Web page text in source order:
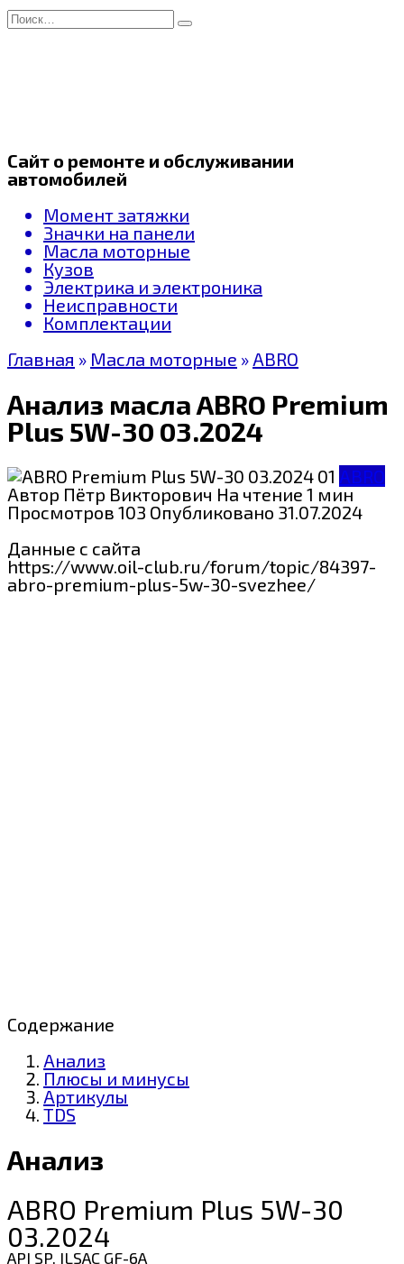
Перейти
к
Search
for:
Сайт о ремонте и обслуживании
автомобилей
Момент затяжки
Значки на панели
Масла моторные
Кузов
Электрика и электроника
Неисправности
Комплектации
Главная » Масла моторные » ABRO
Анализ масла ABRO Premium
Plus 5W-30 03.2024
ABRO
Автор Пётр Викторович На чтение 1 мин
Просмотров 103 Опубликовано 31.07.2024
Данные с сайта
https://www.oil-club.ru/forum/topic/84397-
abro-premium-plus-5w-30-svezhee/
Содержание
Анализ
Плюсы и минусы
Артикулы
TDS
Анализ
ABRO Premium Plus 5W-30
03.2024
API SP, ILSAC GF-6A